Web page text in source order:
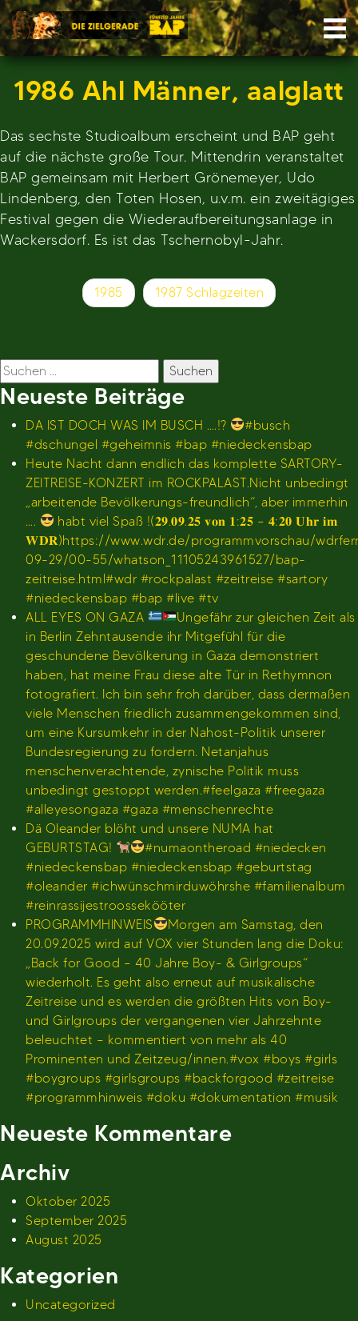
Skip
to
content
1986 Ahl Männer, aalglatt
Das sechste Studioalbum erscheint und BAP geht
auf die nächste große Tour. Mittendrin veranstaltet
BAP gemeinsam mit Herbert Grönemeyer, Udo
Lindenberg, den Toten Hosen, u.v.m. ein zweitägiges
Festival gegen die Wiederaufbereitungsanlage in
Wackersdorf. Es ist das Tschernobyl-Jahr.
Beitragsnavigation
1985 1987 Schlagzeiten
Suchen
nach:
Neueste Beiträge
DA IST DOCH WAS IM BUSCH ….!?
#busch
#dschungel #geheimnis #bap #niedeckensbap
Heute Nacht dann endlich das komplette SARTORY-
ZEITREISE-KONZERT im ROCKPALAST.Nicht unbedingt
„arbeitende Bevölkerungs-freundlich“, aber immerhin
….
habt viel Spaß !(𝟐𝟗.𝟎𝟗.𝟐𝟓 𝐯𝐨𝐧 𝟏:𝟐𝟓 – 𝟒:𝟐𝟎 𝐔𝐡𝐫 𝐢𝐦
𝐖𝐃𝐑)https://www.wdr.de/programmvorschau/
09-29/00-55/whatson_11105243961527/bap-
zeitreise.html#wdr #rockpalast #zeitreise #sartory
#niedeckensbap #bap #live #tv
ALL EYES ON GAZA
Ungefähr zur gleichen Zeit als
in Berlin Zehntausende ihr Mitgefühl für die
geschundene Bevölkerung in Gaza demonstriert
haben, hat meine Frau diese alte Tür in Rethymnon
fotografiert. Ich bin sehr froh darüber, dass dermaßen
viele Menschen friedlich zusammengekommen sind,
um eine Kursumkehr in der Nahost-Politik unserer
Bundesregierung zu fordern. Netanjahus
menschenverachtende, zynische Politik muss
unbedingt gestoppt werden.#feelgaza #freegaza
#alleyesongaza #gaza #menschenrechte
Dä Oleander blöht und unsere NUMA hat
GEBURTSTAG!
#numaontheroad #niedecken
#niedeckensbap #niedeckensbap #geburtstag
#oleander #ichwünschmirduwöhrshe #familienalbum
#reinrassijestroossekööter
PROGRAMMHINWEIS
Morgen am Samstag, den
20.09.2025 wird auf VOX vier Stunden lang die Doku:
„Back for Good – 40 Jahre Boy- & Girlgroups“
wiederholt. Es geht also erneut auf musikalische
Zeitreise und es werden die größten Hits von Boy-
und Girlgroups der vergangenen vier Jahrzehnte
beleuchtet – kommentiert von mehr als 40
Prominenten und Zeitzeug/innen.#vox #boys #girls
#boygroups #girlsgroups #backforgood #zeitreise
#programmhinweis #doku #dokumentation #musik
Neueste Kommentare
Archiv
Oktober 2025
September 2025
August 2025
Kategorien
Uncategorized